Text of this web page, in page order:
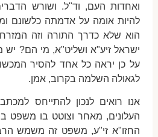
ואחדות העם, וד"ל. ושורש הדברים
להיות אומה על אדמתה כלשונם
הוא שלא כדרך התורה וזה
ישראל זיע"א ושליט"א, מי הם?
על כן יראה כל אחד להסיר
לגאולה השלמה בקרוב, אמן.
אנו רואים לנכון להתייחס
העלונים, מאחר וצוטט בו משפט
החזו"א זי"ע, משפט זה משמש